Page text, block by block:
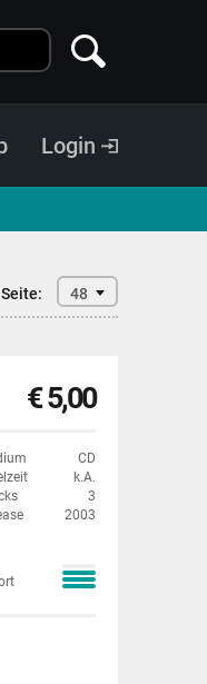
Login
48
€ 5,00
CD
k.A.
3
2003